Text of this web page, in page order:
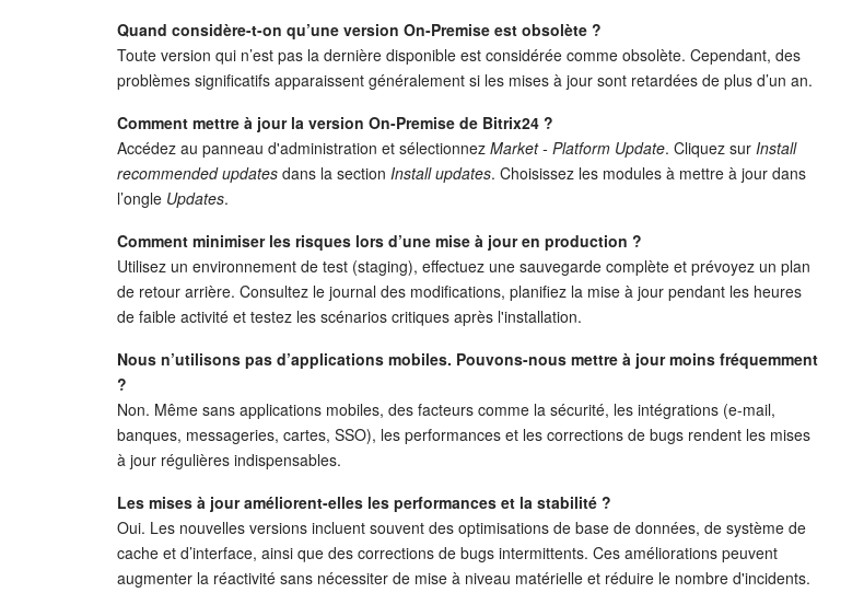
Quand considère-t-on qu’une version On-Premise est obsolète ?
Toute version qui n’est pas la dernière disponible est considérée comme obsolète. Cependant, des
problèmes significatifs apparaissent généralement si les mises à jour sont retardées de plus d’un an.
Comment mettre à jour la version On-Premise de Bitrix24 ?
Accédez au panneau d'administration et sélectionnez Market - Platform Update. Cliquez sur Install
recommended updates dans la section Install updates. Choisissez les modules à mettre à jour dans
l’ongle Updates.
Comment minimiser les risques lors d’une mise à jour en production ?
Utilisez un environnement de test (staging), effectuez une sauvegarde complète et prévoyez un plan
de retour arrière. Consultez le journal des modifications, planifiez la mise à jour pendant les heures
de faible activité et testez les scénarios critiques après l'installation.
Nous n’utilisons pas d’applications mobiles. Pouvons-nous mettre à jour moins fréquemment
?
Non. Même sans applications mobiles, des facteurs comme la sécurité, les intégrations (e-mail,
banques, messageries, cartes, SSO), les performances et les corrections de bugs rendent les mises
à jour régulières indispensables.
Les mises à jour améliorent-elles les performances et la stabilité ?
Oui. Les nouvelles versions incluent souvent des optimisations de base de données, de système de
cache et d’interface, ainsi que des corrections de bugs intermittents. Ces améliorations peuvent
augmenter la réactivité sans nécessiter de mise à niveau matérielle et réduire le nombre d'incidents.